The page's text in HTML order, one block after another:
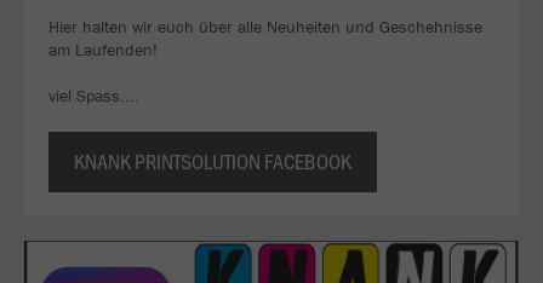
Hier halten wir euch über alle Neuheiten und Geschehnisse
am Laufenden!
viel Spass....
KNANK PRINTSOLUTION FACEBOOK